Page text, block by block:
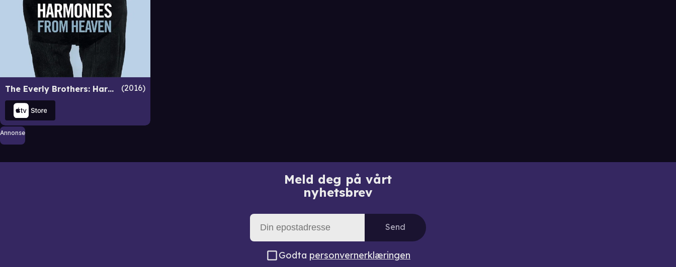
The Everly Brothers: Harmonies From Heaven 2016
Annonse
Meld deg på vårt
nyhetsbrev
Send
Godta personvernerklæringen